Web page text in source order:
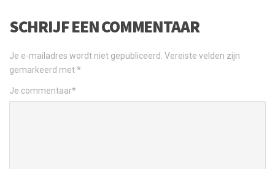
SCHRIJF EEN COMMENTAAR
Je e-mailadres wordt niet gepubliceerd. Vereiste velden zijn
gemarkeerd met*
Je commentaar*